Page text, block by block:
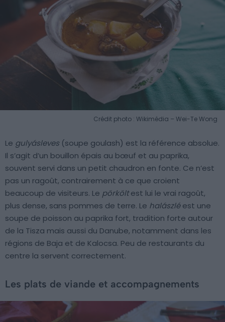
Crédit photo : Wikimédia – Wei-Te Wong
Le gulyásleves (soupe goulash) est la référence absolue.
Il s’agit d’un bouillon épais au bœuf et au paprika,
souvent servi dans un petit chaudron en fonte. Ce n’est
pas un ragoût, contrairement à ce que croient
beaucoup de visiteurs. Le pörköltest lui le vrai ragoût,
plus dense, sans pommes de terre. Le halászléest une
soupe de poisson au paprika fort, tradition forte autour
de la Tisza mais aussi du Danube, notamment dans les
régions de Baja et de Kalocsa. Peu de restaurants du
centre la servent correctement.
Les plats de viande et accompagnements